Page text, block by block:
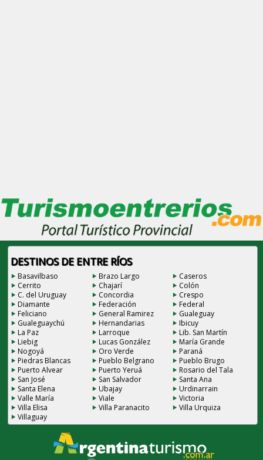
DESTINOS DE ENTRE RÍOS
Basavilbaso Brazo Largo
Caseros
Cerrito
Chajarí
Colón
C. del Uruguay
Concordia
Crespo
Diamante
Federación
Federal
Feliciano
General Ramirez
Gualeguay
Gualeguaychú
Hernandarias
Ibicuy
La Paz
Larroque
Lib. San Martín
Liebig
Lucas González
María Grande
Nogoyá
Oro Verde
Paraná
Piedras Blancas
Pueblo Belgrano
Pueblo Brugo
Puerto Alvear
Puerto Yeruá
Rosario del Tala
San José
San Salvador
Santa Ana
Santa Elena
Ubajay
Urdinarrain
Valle María
Viale
Victoria
Villa Elisa
Villa Paranacito
Villa Urquiza
Villaguay